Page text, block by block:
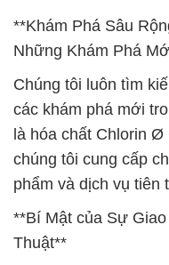
**Khám Phá Sâu
Những Khám Phá
Chúng tôi luôn tìm
các khám phá mới
là hóa chất Chlorin
chúng tôi cung cấp
phẩm và dịch vụ tiên
**Bí Mật của Sự
Thuật**